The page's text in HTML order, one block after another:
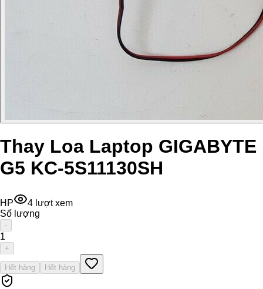
Thay Loa Laptop GIGABYTE
G5 KC-5S11130SH
HP 4 lượt xem
Số lượng
-
1
+
Hết hàng Hết hàng